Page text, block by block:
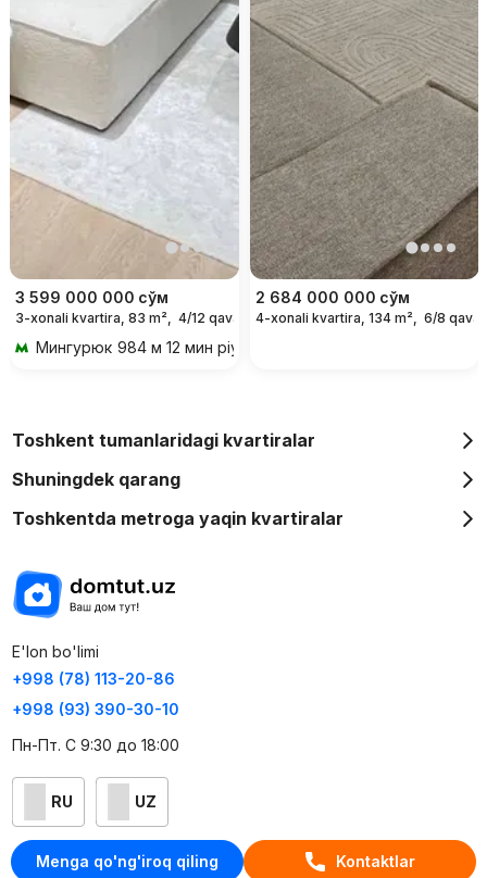
Menga qo'ng'iroq qiling Kontaktlar
3 599 000 000 сўм
3-xonali kvartira, 83 m², 4/12 qavat
Мингурюк 984 м 12 мин piyoda
2 684 000 000 сўм
4-xonali kvartira, 134 m², 6/8 qavat
Toshkent tumanlaridagi kvartiralar
Shuningdek qarang
Toshkentda metroga yaqin kvartiralar
E'lon bo'limi
+998 (78) 113-20-86
+998 (93) 390-30-10
Пн-Пт. С 9:30 до 18:00
RU UZ
Kontaktlar